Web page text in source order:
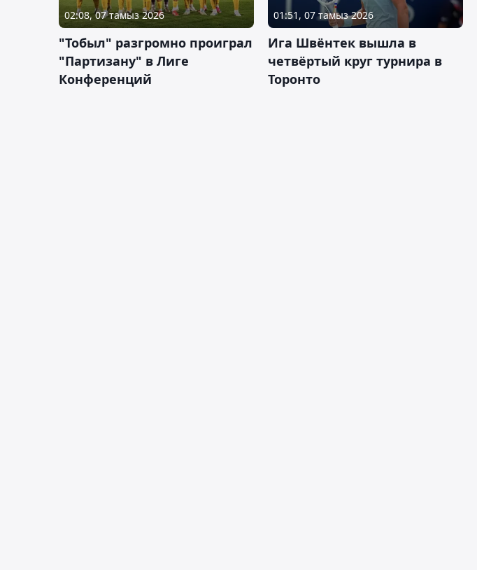
02:08, 07 тамыз 2026
"Тобыл" разгромно проиграл
"Партизану" в Лиге
Конференций
01:51, 07 тамыз 2026
Ига Швёнтек вышла в
четвёртый круг турнира в
Торонто